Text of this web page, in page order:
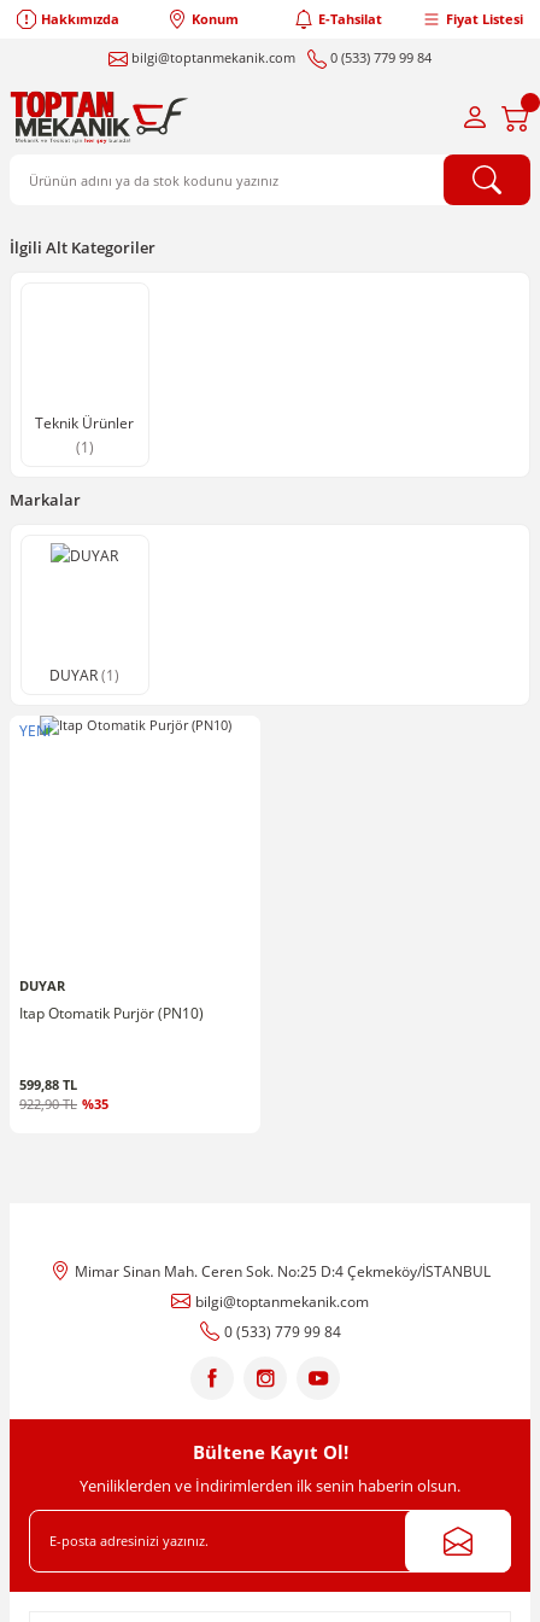
Hakkımızda Konum E-Tahsilat Fiyat Listesi
bilgi@toptanmekanik.com 0 (533) 779 99 84
İlgili Alt Kategoriler
Teknik Ürünler
(1)
Markalar
DUYAR(1)
YENİ
DUYAR
Itap Otomatik Purjör (PN10)
599,88 TL
922,90 TL %35
Mimar Sinan Mah. Ceren Sok. No:25 D:4 Çekmeköy/İSTANBUL
bilgi@toptanmekanik.com
0 (533) 779 99 84
Bültene Kayıt Ol!
Yeniliklerden ve İndirimlerden ilk senin haberin olsun.